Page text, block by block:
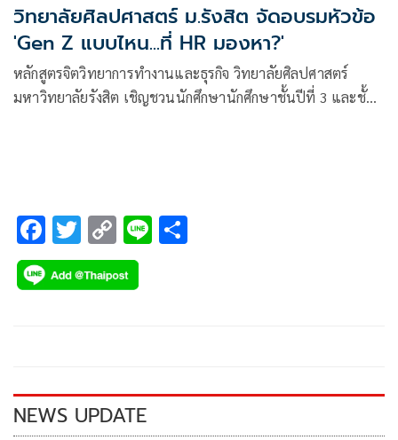
วิทยาลัยศิลปศาสตร์ ม.รังสิต จัดอบรมหัวข้อ
'Gen Z แบบไหน...ที่ HR มองหา?'
หลักสูตรจิตวิทยาการทำงานและธุรกิจ วิทยาลัยศิลปศาสตร์
มหาวิทยาลัยรังสิต เชิญชวนนักศึกษานักศึกษาชั้นปีที่ 3 และชั้น
F
ac
e
k
T
wi
tt
C
o
p
k
Li
NEWS UPDATE